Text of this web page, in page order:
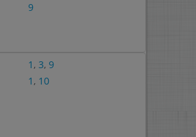
9
1 , 3, 9
1 , 10